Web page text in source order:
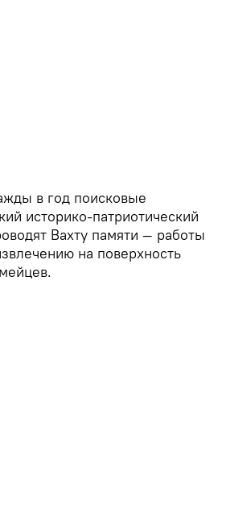
в год поисковые
историко-патриотический
Вахту памяти — работы
на поверхность